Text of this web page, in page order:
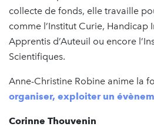
collecte de fonds, elle travaille
comme l’Institut Curie, Handicap
Apprentis d’Auteuil ou encore
Scientifiques.
Anne-Christine Robine anime la
organiser, exploiter un
Corinne Thouvenin